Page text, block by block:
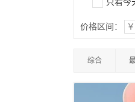
只看今
价格区间：
综合